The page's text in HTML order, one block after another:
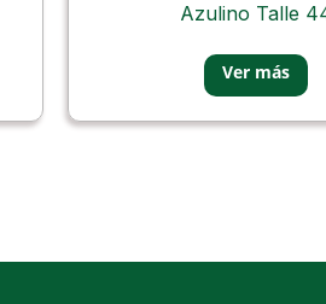
Azulino Talle